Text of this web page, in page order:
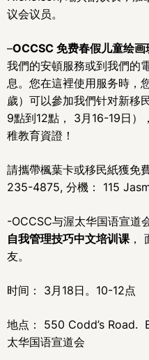
议会议员。
–OCCSC 免费春假儿童绘画
我們的安頓服務或到我們的
息。您在這裡使用服务時，
歲）可以參加我們针对新移
9點到12點， 3月16-19日）
稚教育資證！
請攜帶楓葉卡或移民紙獲免
235-4875, 分機： 115
-OCCSC与渥太华国语宣道
自我管理技巧中文培训课 ，
友。
时间： 3月18日。10-12点
地点： 550 Codd’s Road.
太华国语宣道会